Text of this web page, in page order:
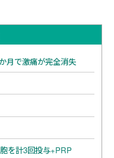
月で激痛が完全消失
を計3回投与+PRP